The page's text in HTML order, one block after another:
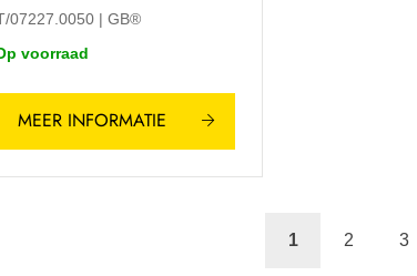
07227.0050
GB®
voorraad
MEER INFORMATIE
1 2 3